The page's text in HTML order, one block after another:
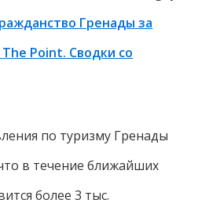
Гренады за
Point. Сводки со
по туризму Гренады
в течение ближайших
более 3 тыс.